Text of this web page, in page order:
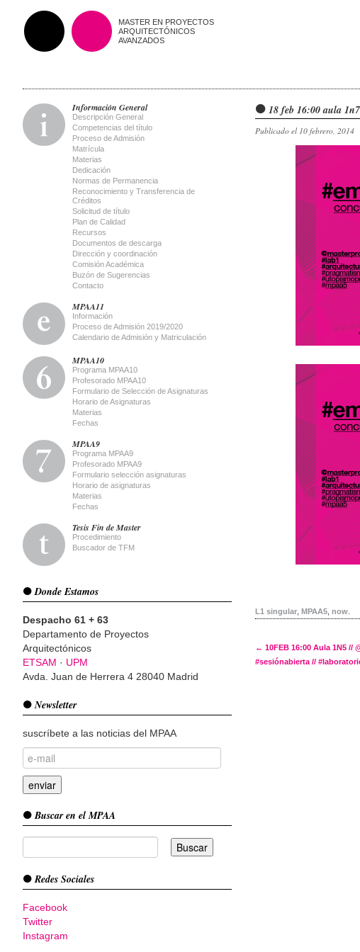
MASTER EN PROYECTOS
ARQUITECTÓNICOS
AVANZADOS
Información General
Descripción General
Competencias del título
Proceso de Admisión
Matrícula
Materias
Dedicación
Normas de Permanencia
Reconocimiento y Transferencia de
Créditos
Solicitud de título
Plan de Calidad
Recursos
Documentos de descarga
Dirección y coordinación
Comisión Académica
Buzón de Sugerencias
Contacto
MPAA11
Información
Proceso de Admisión 2019/2020
Calendario de Admisión y Matriculación
MPAA10
Programa MPAA10
Profesorado MPAA10
Formulario de Selección de Asignaturas
Horario de Asignaturas
Materias
Fechas
MPAA9
Programa MPAA9
Profesorado MPAA9
Formulario selección asignaturas
Horario de asignaturas
Materias
Fechas
Tesis Fin de Master
Procedimiento
Buscador de TFM
Donde Estamos
Despacho 61 + 63
Departamento de Proyectos
Arquitectónicos
ETSAM · UPM
Avda. Juan de Herrera 4 28040 Madrid
Newsletter
suscríbete a las noticias del MPAA
Buscar en el MPAA
Redes Sociales
Facebook
Twitter
Instagram
18 feb 16:00 aula
Publicado el 10 febrero, 2014
L1 singular ,MPAA5 ,now
Post
← 10FEB 16:00 Aula 1N5 //
#sesiónabierta //